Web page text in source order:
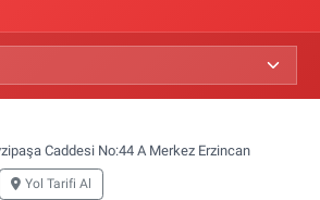
Caddesi No:44 A Merkez Erzincan
Yol Tarifi Al